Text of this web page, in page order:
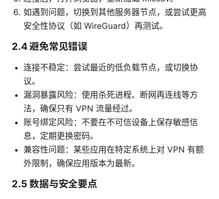
如遇到问题，切换到其他服务器节点，或尝试更高
安全性协议（如 WireGuard）再测试。
2.4 避免常见错误
连接不稳定：尝试最近的低负载节点，或切换协
议。
漏洞暴露风险：使用杀死进程、断网再连线等方
法，确保只有 VPN 流量经过。
账号绑定风险：不要在不可信设备上保存敏感信
息，定期更换密码。
兼容性问题：某些应用在特定系统上对 VPN 有额
外限制，确保应用版本为最新。
2.5 数据与安全要点